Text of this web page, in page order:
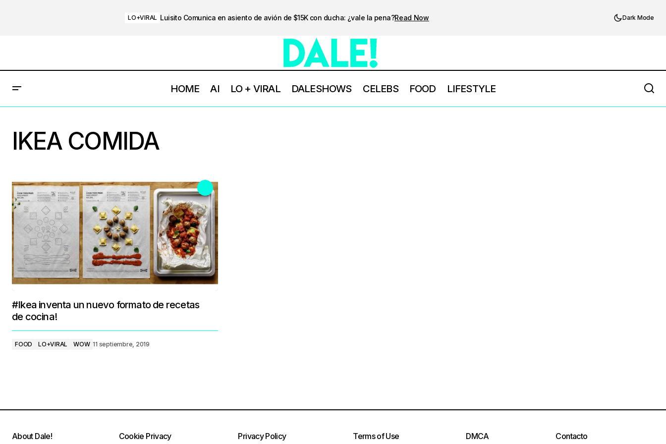
LO+VIRAL Luisito Comunica en asiento de avión de $15K con ducha: ¿vale la pena?Read Now Dark Mode
HOME AI LO + VIRAL DALESHOWS CELEBS FOOD LIFESTYLE
IKEA COMIDA
#Ikea inventa un nuevo formato de recetas
de cocina!
FOOD LO+VIRAL WOW 11 septiembre, 2019
About Dale! Cookie Privacy Privacy Policy Terms of Use DMCA Contacto